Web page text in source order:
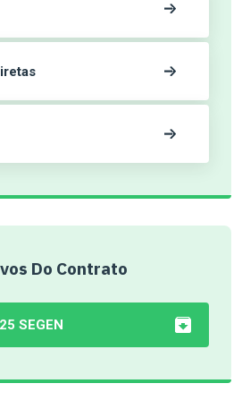
Do Contrato
SEGEN